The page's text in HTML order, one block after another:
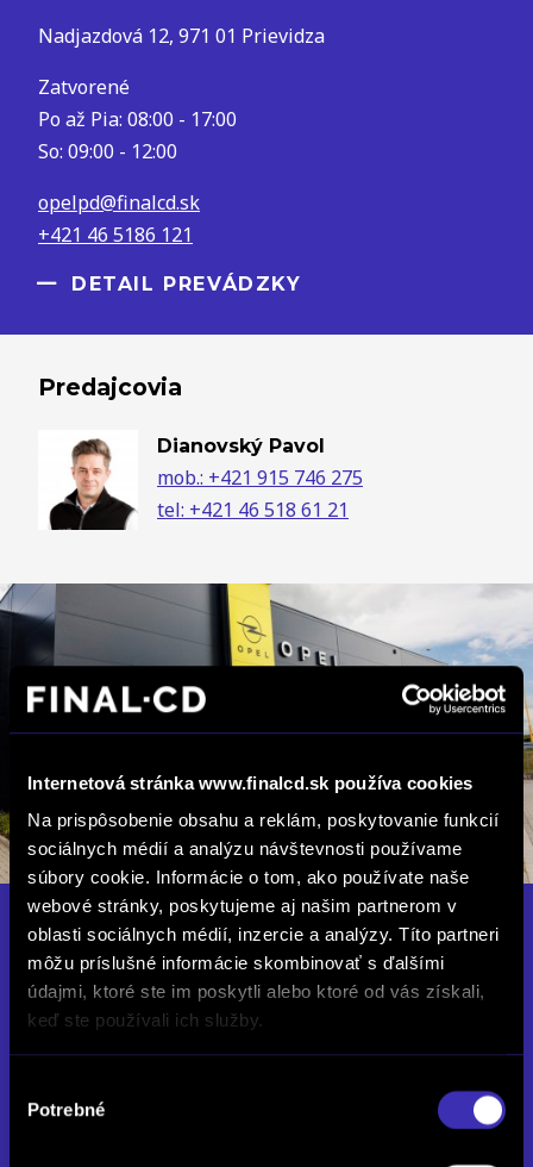
Internetová stránka www.finalcd.sk používa cookies
Na prispôsobenie obsahu a reklám, poskytovanie funkcií
sociálnych médií a analýzu návštevnosti používame
súbory cookie. Informácie o tom, ako používate naše
webové stránky, poskytujeme aj našim partnerom v
oblasti sociálnych médií, inzercie a analýzy. Títo partneri
môžu príslušné informácie skombinovať s ďalšími
údajmi, ktoré ste im poskytli alebo ktoré od vás získali,
keď ste používali ich služby.
súhlasu
Potrebné
Nadjazdová 12, 971 01 Prievidza
Zatvorené
Po až Pia: 08:00 - 17:00
So: 09:00 - 12:00
opelpd@finalcd.sk
+421 46 5186 121
DETAIL PREVÁDZKY
Predajcovia
Dianovský Pavol
mob.: +421 915 746 275
tel: +421 46 518 61 21
FINAL-CD Banská Bystrica
Zvolenská cesta 26, 974 05 Banská Bystrica
So: 09:00 - 12:00